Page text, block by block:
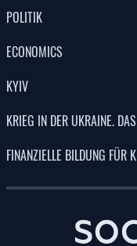
POLITIK
ECONOMICS
KYIV
KRIEG IN DER UKRAINE.
FINANZIELLE BILDUNG FÜR